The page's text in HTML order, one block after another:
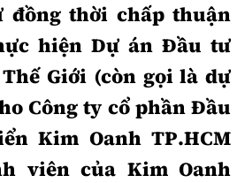
Sách Nhà thầu
đồng thời chấp thuận
hiện Dự án Đầu tư
Giới (còn gọi là dự
Công ty cổ phần Đầu
Kim Oanh TP.HCM
viên của Kim Oanh